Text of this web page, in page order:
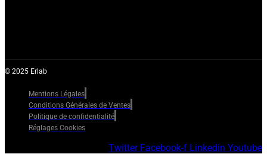
© 2025 Erlab
Mentions Légales
Conditions Générales de Ventes
Politique de confidentialité
Réglages Cookies
Twitter Facebook-f Linkedin Youtube